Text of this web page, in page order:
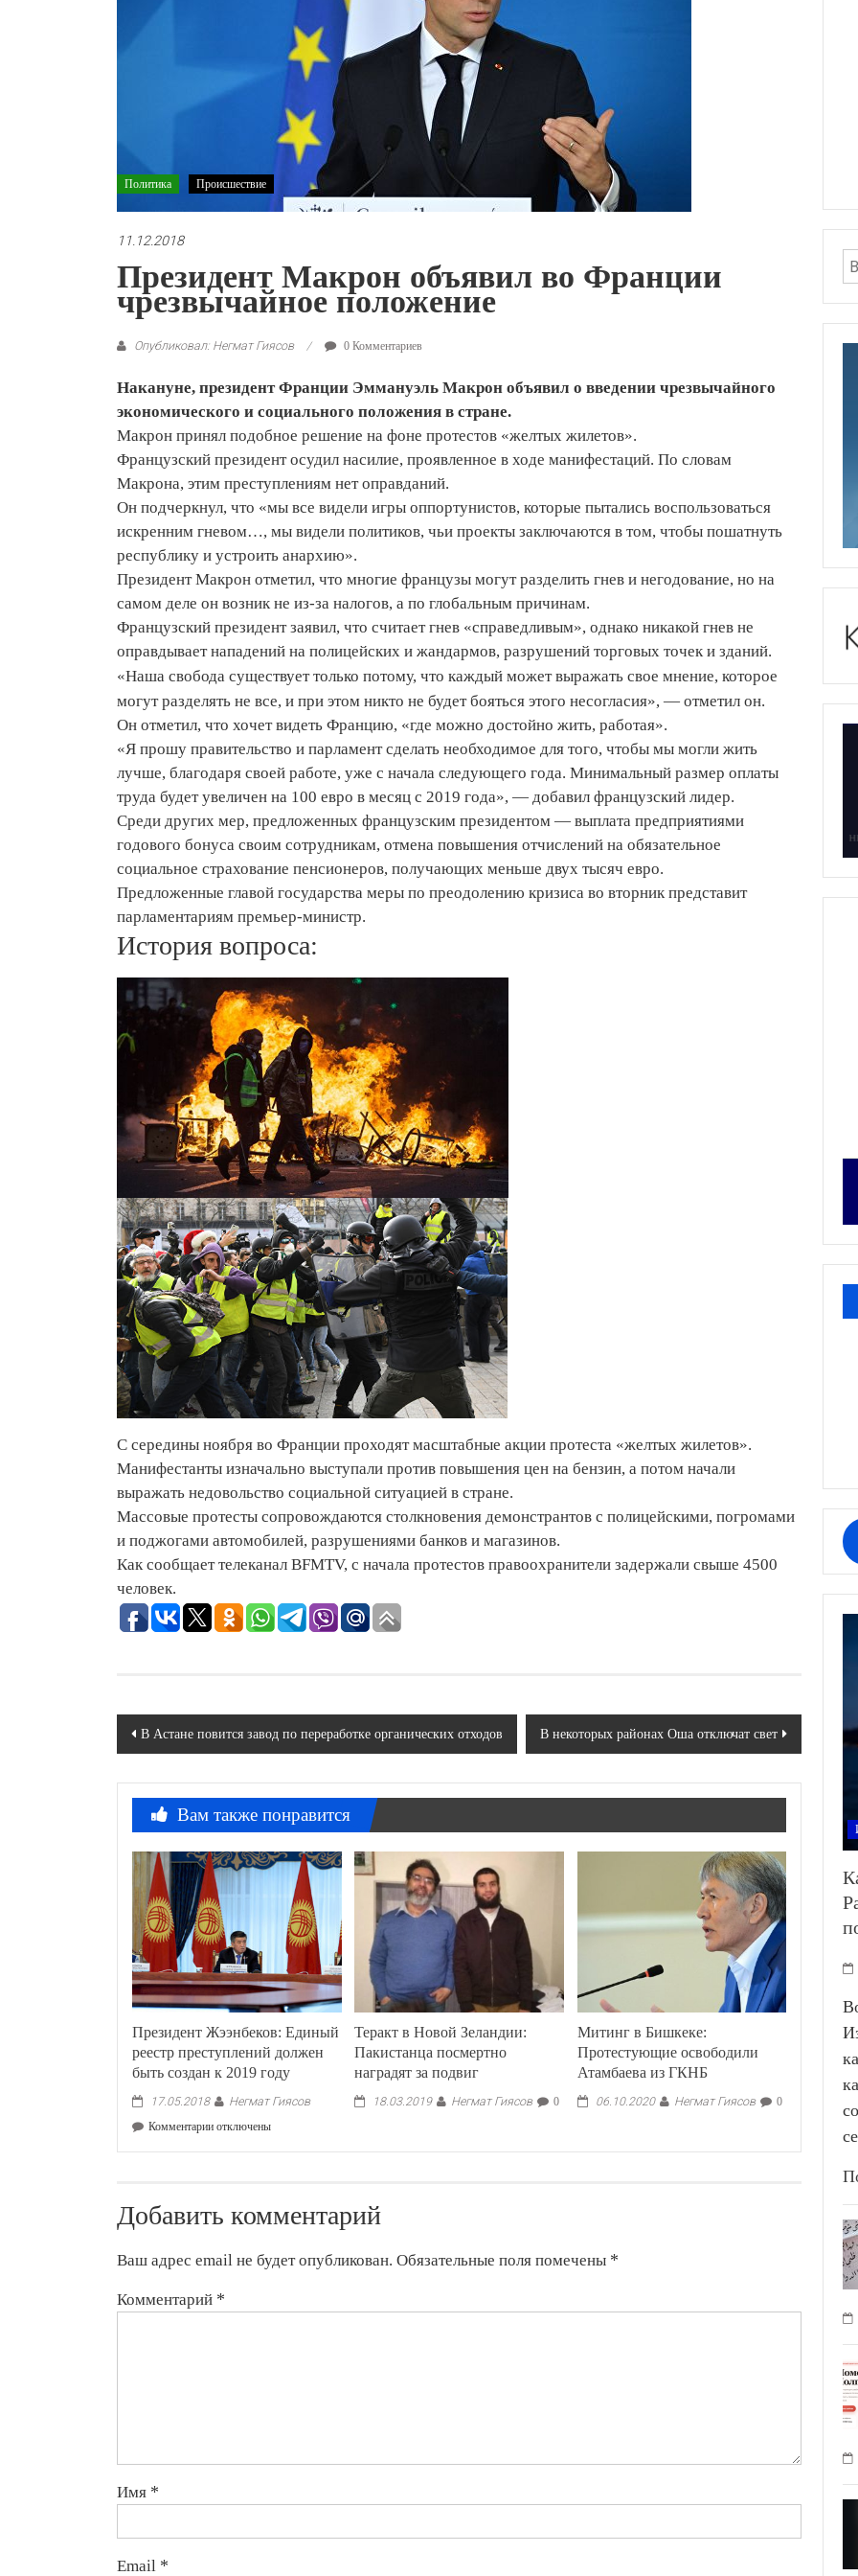
Политика Происшествие
11.12.2018
Президент Макрон объявил во Франции
чрезвычайное положение
Опубликовал: Негмат Гиясов 0 Комментариев
Накануне, президент Франции Эммануэль Макрон объявил о введении чрезвычайного
экономического и социального положения в стране.
Макрон принял подобное решение на фоне протестов «желтых жилетов».
Французский президент осудил насилие, проявленное в ходе манифестаций. По словам
Макрона, этим преступлениям нет оправданий.
Он подчеркнул, что «мы все видели игры оппортунистов, которые пытались воспользоваться
искренним гневом…, мы видели политиков, чьи проекты заключаются в том, чтобы пошатнуть
республику и устроить анархию».
Президент Макрон отметил, что многие французы могут разделить гнев и негодование, но на
самом деле он возник не из-за налогов, а по глобальным причинам.
Французский президент заявил, что считает гнев «справедливым», однако никакой гнев не
оправдывает нападений на полицейских и жандармов, разрушений торговых точек и зданий.
«Наша свобода существует только потому, что каждый может выражать свое мнение, которое
могут разделять не все, и при этом никто не будет бояться этого несогласия», — отметил он.
Он отметил, что хочет видеть Францию, «где можно достойно жить, работая».
«Я прошу правительство и парламент сделать необходимое для того, чтобы мы могли жить
лучше, благодаря своей работе, уже с начала следующего года. Минимальный размер оплаты
труда будет увеличен на 100 евро в месяц с 2019 года», — добавил французский лидер.
Среди других мер, предложенных французским президентом — выплата предприятиями
годового бонуса своим сотрудникам, отмена повышения отчислений на обязательное
социальное страхование пенсионеров, получающих меньше двух тысяч евро.
Предложенные главой государства меры по преодолению кризиса во вторник представит
парламентариям премьер-министр.
История вопроса:
С середины ноября во Франции проходят масштабные акции протеста «желтых жилетов».
Манифестанты изначально выступали против повышения цен на бензин, а потом начали
выражать недовольство социальной ситуацией в стране.
Массовые протесты сопровождаются столкновения демонстрантов с полицейскими, погромами
и поджогами автомобилей, разрушениями банков и магазинов.
Как сообщает телеканал BFMTV, с начала протестов правоохранители задержали свыше 4500
человек.
Навигация
записям
В Астане повится завод по переработке органических отходов В некоторых районах Оша отключат свет
Вам также понравится
Президент Жээнбеков: Единый
реестр преступлений должен
быть создан к 2019 году
17.05.2018 Негмат Гиясов
Комментариик
реестр
преступлений
быть
к
2019
отключены
Теракт в Новой Зеландии:
Пакистанца посмертно
наградят за подвиг
18.03.2019 Негмат Гиясов 0
Митинг в Бишкеке:
Протестующие освободили
Атамбаева из ГКНБ
06.10.2020 Негмат Гиясов 0
Добавить комментарий
Ваш адрес email не будет опубликован. Обязательные поля помечены *
Комментарий *
Имя *
Email *